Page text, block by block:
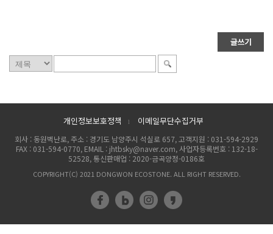
개인정보보호정책 l 이메일무단수집거부
회사 : 동원벽난로, 주소 : 경기도 남양주시 석실로 657, 고객지원 : 031-594-2929
FAX : 031-594-0770, EMAIL : jhtbsky@naver.com, 사업자등록번호 : 132-18-
52528, 통신판매업 : 2020-금곡양정-0186호
COPYRIGHT(C) 2021 DONGWON ECOSTONE. ALL RIGHT RESERVED.